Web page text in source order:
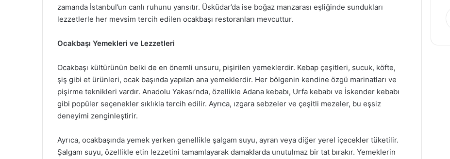
zamanda İstanbul’un canlı ruhunu yansıtır. Üsküdar’da ise boğaz manzarası eşliğinde sundukları
lezzetlerle her mevsim tercih edilen ocakbaşı restoranları mevcuttur.
Ocakbaşı Yemekleri ve Lezzetleri
Ocakbaşı kültürünün belki de en önemli unsuru, pişirilen yemeklerdir. Kebap çeşitleri, sucuk, köfte,
şiş gibi et ürünleri, ocak başında yapılan ana yemeklerdir. Her bölgenin kendine özgü marinatları ve
pişirme teknikleri vardır. Anadolu Yakası’nda, özellikle Adana kebabı, Urfa kebabı ve İskender kebabı
gibi popüler seçenekler sıklıkla tercih edilir. Ayrıca, ızgara sebzeler ve çeşitli mezeler, bu eşsiz
deneyimi zenginleştirir.
Ayrıca, ocakbaşında yemek yerken genellikle şalgam suyu, ayran veya diğer yerel içecekler tüketilir.
Şalgam suyu, özellikle etin lezzetini tamamlayarak damaklarda unutulmaz bir tat bırakır. Yemeklerin